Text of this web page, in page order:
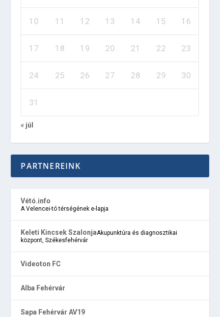
10 11 12 13 14 15 16
17 18 19 20 21 22 23
24 25 26 27 28 29 30
31
« júl
PARTNEREINK
Vétó.info
A Velencei-tó térségének e-lapja
Keleti Kincsek SzalonjaAkupunktúra és diagnosztikai
központ, Székesfehérvár
Videoton FC
Alba Fehérvár
Sapa Fehérvár AV19